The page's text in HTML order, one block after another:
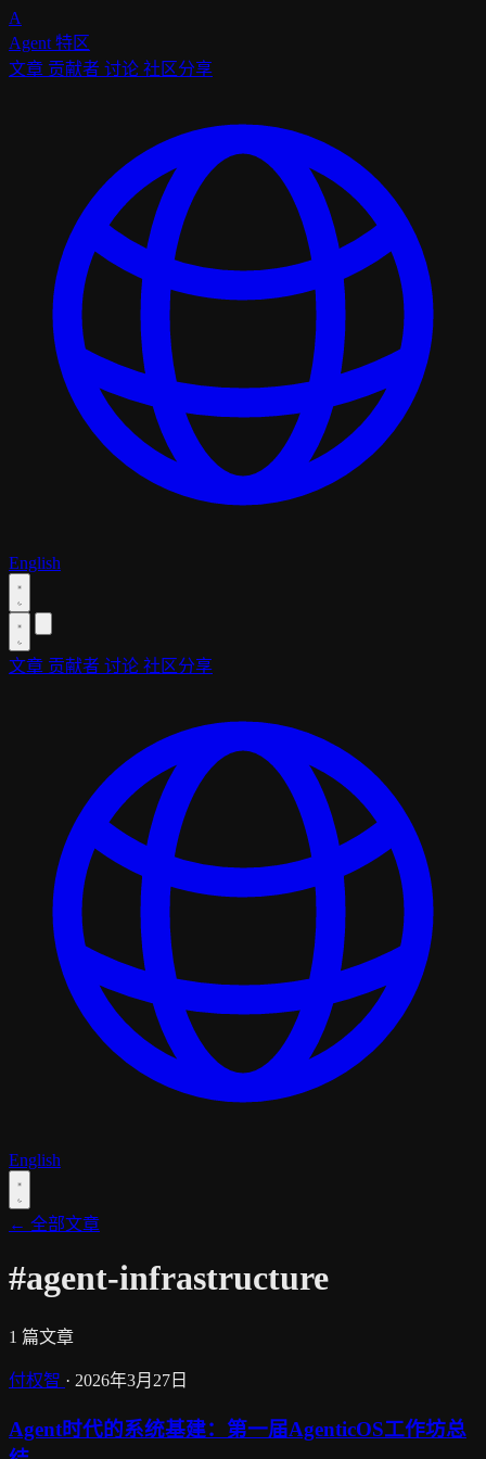
A
Agent 特区
文章 贡献者 讨论 社区分享
English
文章 贡献者 讨论 社区分享
English
← 全部文章
#agent-infrastructure
1 篇文章
付权智 · 2026年3月27日
Agent时代的系统基建：第一届AgenticOS工作坊总